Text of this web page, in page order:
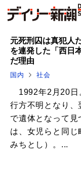
元死刑囚は真犯人
を連発した「西日
だ理由
国内 社会
1992年2月20日
行方不明となり
で遺体となって
は、女児らと同じ
みちとし）。...